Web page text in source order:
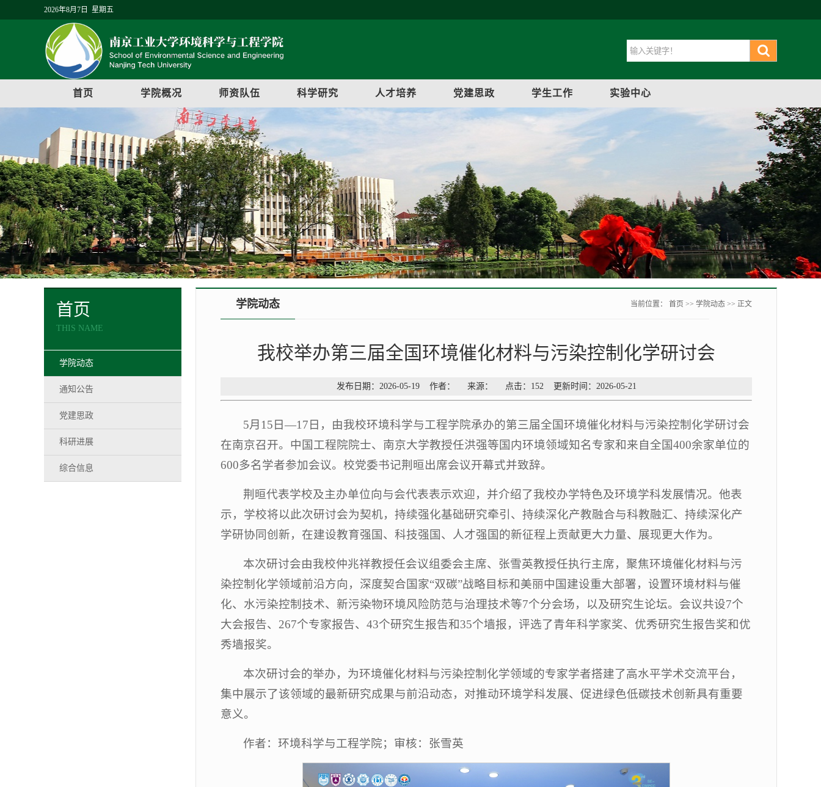
2026年8月7日 星期五
首页 学院概况 师资队伍 科学研究 人才培养 党建思政 学生工作 实验中心
首页
THIS NAME
学院动态
通知公告
党建思政
科研进展
综合信息
学院动态 当前位置： 首页 >> 学院动态 >> 正文
我校举办第三届全国环境催化材料与污染控制化学研讨会
发布日期：2026-05-19 作者： 来源： 点击： 152更新时间：2026-05-21
5月15日—17日，由我校环境科学与工程学院承办的第三届全国环境催化材料与污染控制化学研讨会
在南京召开。中国工程院院士、南京大学教授任洪强等国内环境领域知名专家和来自全国400余家单位的
600多名学者参加会议。校党委书记荆晅出席会议开幕式并致辞。
荆晅代表学校及主办单位向与会代表表示欢迎，并介绍了我校办学特色及环境学科发展情况。他表
示，学校将以此次研讨会为契机，持续强化基础研究牵引、持续深化产教融合与科教融汇、持续深化产
学研协同创新，在建设教育强国、科技强国、人才强国的新征程上贡献更大力量、展现更大作为。
本次研讨会由我校仲兆祥教授任会议组委会主席、张雪英教授任执行主席，聚焦环境催化材料与污
染控制化学领域前沿方向，深度契合国家“双碳”战略目标和美丽中国建设重大部署，设置环境材料与催
化、水污染控制技术、新污染物环境风险防范与治理技术等7个分会场，以及研究生论坛。会议共设7个
大会报告、267个专家报告、43个研究生报告和35个墙报，评选了青年科学家奖、优秀研究生报告奖和优
秀墙报奖。
本次研讨会的举办，为环境催化材料与污染控制化学领域的专家学者搭建了高水平学术交流平台，
集中展示了该领域的最新研究成果与前沿动态，对推动环境学科发展、促进绿色低碳技术创新具有重要
意义。
作者：环境科学与工程学院；审核：张雪英